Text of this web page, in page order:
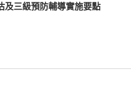
及三級預防輔導實施要點